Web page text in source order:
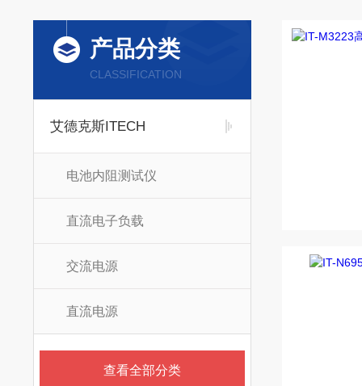
产品分类
CLASSIFICATION
艾德克斯ITECH
电池内阻测试仪
直流电子负载
交流电源
直流电源
查看全部分类